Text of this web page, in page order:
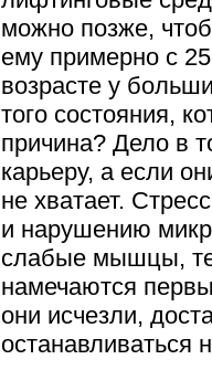
можно позже,
ему примерно с
возрасте у
того состояния,
причина? Дело в
карьеру, а если
не хватает.
и нарушению
слабые мышцы, те,
намечаются
они исчезли,
останавливаться